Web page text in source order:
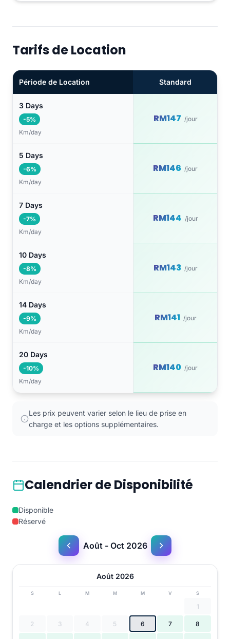
Tarifs de Location
Période de Location Standard
3 Days
-5%
Km/day
RM147 /jour
5 Days
-6%
Km/day
RM146 /jour
7 Days
-7%
Km/day
RM144 /jour
10 Days
-8%
Km/day
RM143 /jour
14 Days
-9%
Km/day
RM141 /jour
20 Days
-10%
Km/day
RM140 /jour
Les prix peuvent varier selon le lieu de prise en
charge et les options supplémentaires.
Calendrier de Disponibilité
Disponible
Réservé
Août - Oct 2026
Août 2026
S L M M M V S
1
2 3 4 5 6 7 8